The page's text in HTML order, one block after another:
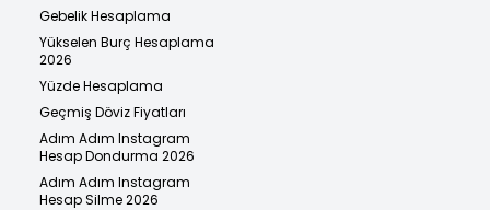
Gebelik Hesaplama
Yükselen Burç Hesaplama
2026
Yüzde Hesaplama
Geçmiş Döviz Fiyatları
Adım Adım Instagram
Hesap Dondurma 2026
Adım Adım Instagram
Hesap Silme 2026